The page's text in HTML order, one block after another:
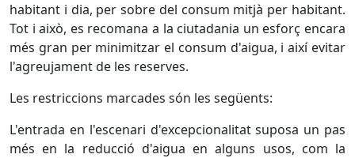
habitant i dia, per sobre del consum mitjà per habitant.
Tot i això, es recomana a la ciutadania un esforç encara
més gran per minimitzar el consum d'aigua, i així evitar
l'agreujament de les reserves.
Les restriccions marcades són les següents:
L'entrada en l'escenari d'excepcionalitat suposa un pas
més en la reducció d'aigua en alguns usos, com la